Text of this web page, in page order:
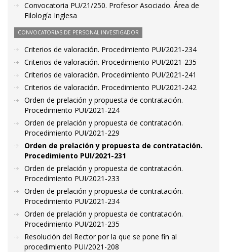
Convocatoria PU/21/250. Profesor Asociado. Área de
Filología Inglesa
CONVOCATORIAS DE PERSONAL INVESTIGADOR
Criterios de valoración. Procedimiento PUI/2021-234
Criterios de valoración. Procedimiento PUI/2021-235
Criterios de valoración. Procedimiento PUI/2021-241
Criterios de valoración. Procedimiento PUI/2021-242
Orden de prelación y propuesta de contratación.
Procedimiento PUI/2021-224
Orden de prelación y propuesta de contratación.
Procedimiento PUI/2021-229
Orden de prelación y propuesta de contratación.
Procedimiento PUI/2021-231
Orden de prelación y propuesta de contratación.
Procedimiento PUI/2021-233
Orden de prelación y propuesta de contratación.
Procedimiento PUI/2021-234
Orden de prelación y propuesta de contratación.
Procedimiento PUI/2021-235
Resolución del Rector por la que se pone fin al
procedimiento PUI/2021-208